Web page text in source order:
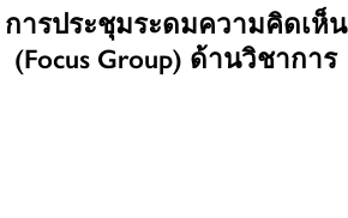
การประชุมระดมความคิดเห็น
(Focus Group) ด้านวิชาการ